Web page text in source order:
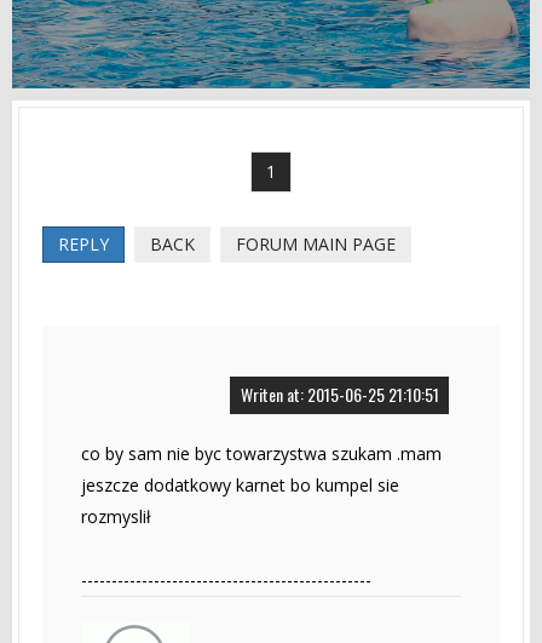
1
REPLY BACK FORUM MAIN PAGE
Writen at: 2015-06-25 21:10:51
co by sam nie byc towarzystwa szukam .mam
jeszcze dodatkowy karnet bo kumpel sie
rozmyslił
------------------------------------------------